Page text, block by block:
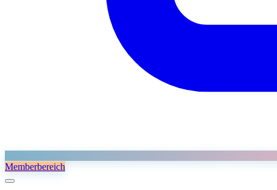
Memberbereich